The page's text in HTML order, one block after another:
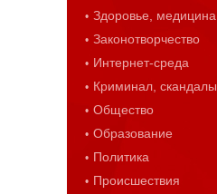
Здоровье, медицина
Законотворчество
Интернет-среда
Криминал, скандалы
Общество
Образование
Политика
Происшествия